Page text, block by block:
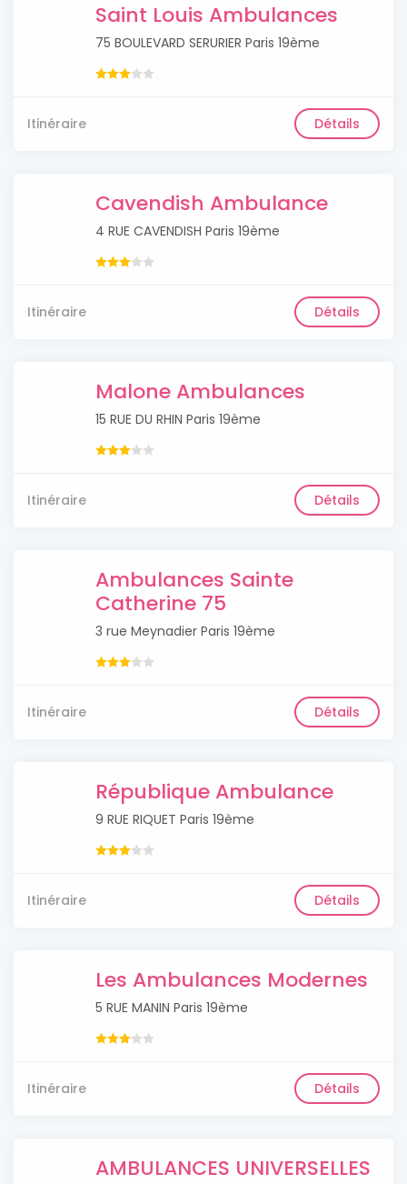
Saint Louis Ambulances
75 BOULEVARD SERURIER Paris 19ème
Itinéraire Détails
Cavendish Ambulance
4 RUE CAVENDISH Paris 19ème
Itinéraire Détails
Malone Ambulances
15 RUE DU RHIN Paris 19ème
Itinéraire Détails
Ambulances Sainte
Catherine 75
3 rue Meynadier Paris 19ème
Itinéraire Détails
République Ambulance
9 RUE RIQUET Paris 19ème
Itinéraire Détails
Les Ambulances Modernes
5 RUE MANIN Paris 19ème
Itinéraire Détails
AMBULANCES UNIVERSELLES